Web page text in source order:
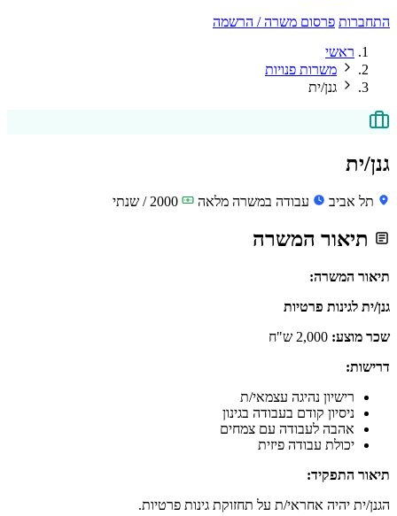
התחברות פרסום משרה / הרשמה
ראשי
משרות פנויות
גנן/ית
גנן/ית
תל אביב עבודה במשרה מלאה
תיאור המשרה
תיאור המשרה:
גנן/ית לגינות פרטיות
שכר מוצע:
דרישות:
רישיון נהיגה עצמאי/ת
ניסיון קודם בעבודה בגינון
אהבה לעבודה עם צמחים
יכולת עבודה פיזית
תיאור התפקיד:
הגנן/ית יהיה אחראי/ת על תחזוקת גינות פרטיות.